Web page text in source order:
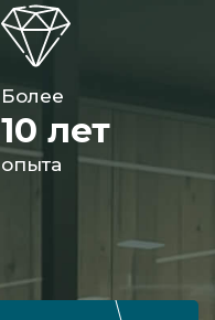
Более
10 лет
опыта